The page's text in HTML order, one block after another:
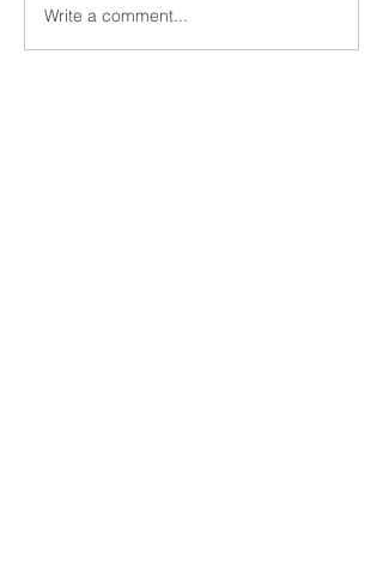
La Belle Vie French
Market 2026 - Taren Point
Write a comment...